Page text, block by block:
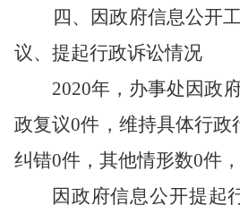
四、因政府信息公开
议、提起行政诉讼情况
2020年， 办事处 因政
政复议0件，维持具体行政
纠错0件，其他情形数0件
因政府信息公开提起